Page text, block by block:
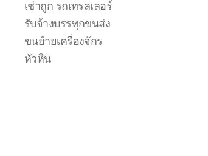
หัวหิน
24
ชั่วโมง
ติดต่อ
โทร
เช่าถูก รถเทรลเลอร์
รับจ้างบรรทุกขนส่ง
ขนย้ายเครื่องจักร
หัวหิน